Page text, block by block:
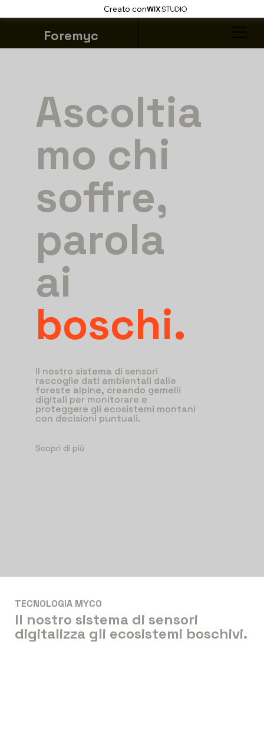
Creato con
Foremyc
Ascoltia
mo chi
soffre,
parola
ai
boschi.
Il nostro sistema di sensori
raccoglie dati ambientali dalle
foreste alpine, creando gemelli
digitali per monitorare e
proteggere gli ecosistemi montani
con decisioni puntuali.
Scopri di più
TECNOLOGIA MYCO
Il nostro sistema di sensori
digitalizza gli ecosistemi boschivi.